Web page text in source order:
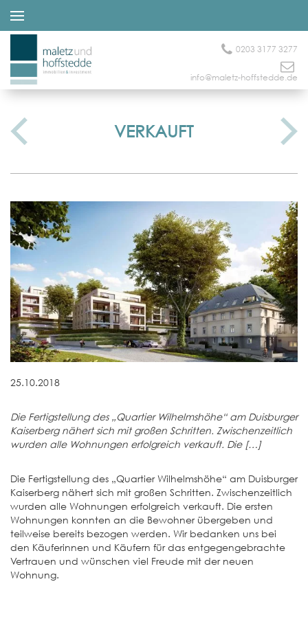
0203 3177 3277
info@maletz-hoffstedde.de
VERKAUFT
25.10.2018
Die Fertigstellung des „Quartier Wilhelmshöhe“ am Duisburger
Kaiserberg nähert sich mit großen Schritten. Zwischenzeitlich
wurden alle Wohnungen erfolgreich verkauft. Die […]
Die Fertigstellung des „Quartier Wilhelmshöhe“ am Duisburger
Kaiserberg nähert sich mit großen Schritten. Zwischenzeitlich
wurden alle Wohnungen erfolgreich verkauft. Die ersten
Wohnungen konnten an die Bewohner übergeben und
teilweise bereits bezogen werden. Wir bedanken uns bei
den Käuferinnen und Käufern für das entgegengebrachte
Vertrauen und wünschen viel Freude mit der neuen
Wohnung.